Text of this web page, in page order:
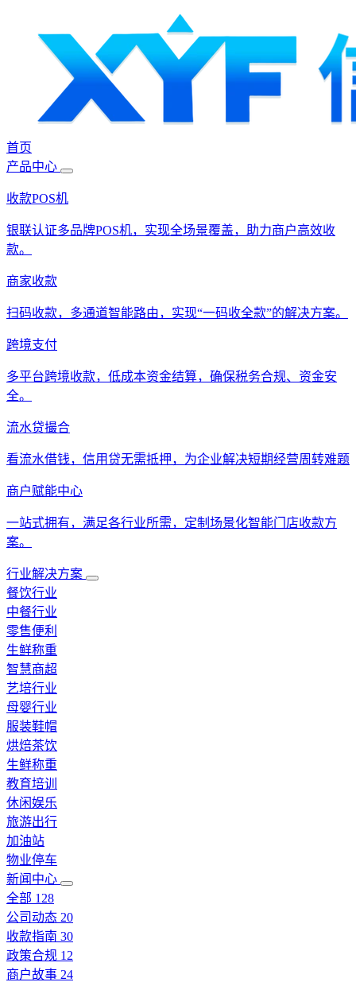
首页
产品中心
收款POS机
银联认证多品牌POS机，实现全场景覆盖，助力商户高效收
款。
商家收款
扫码收款，多通道智能路由，实现“一码收全款”的解决方案。
跨境支付
多平台跨境收款，低成本资金结算，确保税务合规、资金安
全。
流水贷撮合
看流水借钱，信用贷无需抵押，为企业解决短期经营周转难题
商户赋能中心
一站式拥有，满足各行业所需，定制场景化智能门店收款方
案。
行业解决方案
餐饮行业
中餐行业
零售便利
生鲜称重
智慧商超
艺培行业
母婴行业
服装鞋帽
烘焙茶饮
生鲜称重
教育培训
休闲娱乐
旅游出行
加油站
物业停车
新闻中心
全部 128
公司动态 20
收款指南 30
政策合规 12
商户故事 24